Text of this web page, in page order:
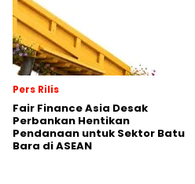
Pers Rilis
Fair Finance Asia Desak
Perbankan Hentikan
Pendanaan untuk Sektor Batu
Bara di ASEAN